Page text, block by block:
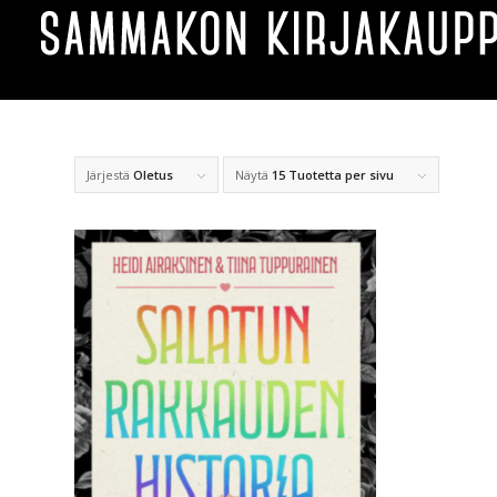
Järjestä Oletus Näytä 15 Tuotetta per sivu